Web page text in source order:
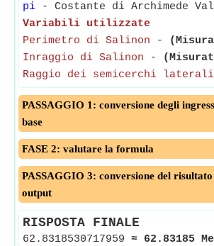
pi - Costante di Archimede
Variabili utilizzate
Perimetro di Salinon -
Inraggio di Salinon -
Raggio dei semicerchi
PASSAGGIO 1: conversione degli
base
FASE 2: valutare la formula
PASSAGGIO 3: conversione del
output
RISPOSTA FINALE
62.8318530717959 ≈ 62.83185